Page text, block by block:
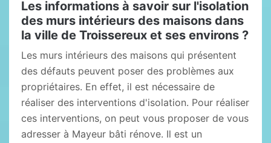
Les informations à savoir sur l'isolation
des murs intérieurs des maisons dans
la ville de Troissereux et ses environs ?
Les murs intérieurs des maisons qui présentent
des défauts peuvent poser des problèmes aux
propriétaires. En effet, il est nécessaire de
réaliser des interventions d'isolation. Pour réaliser
ces interventions, on peut vous proposer de vous
adresser à Mayeur bâti rénove. Il est un